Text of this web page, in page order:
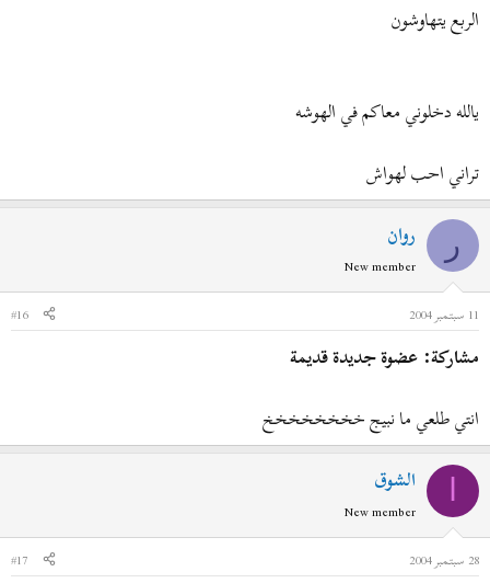
الربع يتهاوشون
يالله دخلوني معاكم في الهوشه
تراني احب لهواش
ر روان
New member
11 سبتمبر 2004
#16
مشاركة: عضوة جديدة قديمة
انتي طلعي ما نبيج خخخخخخخخ
الشوق
New member
28 سبتمبر 2004
#17